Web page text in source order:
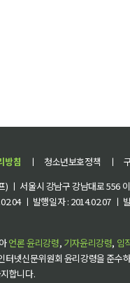
방침 ㅣ 청소년보호정책 ㅣ
) ㅣ 서울시 강남구 강남대로 556
ㅣ 발행일자 : 2014.02.07 ㅣ
언론 윤리강령, 기자윤리강령, 임
넷신문위원회 윤리강령을 준수
합니다.